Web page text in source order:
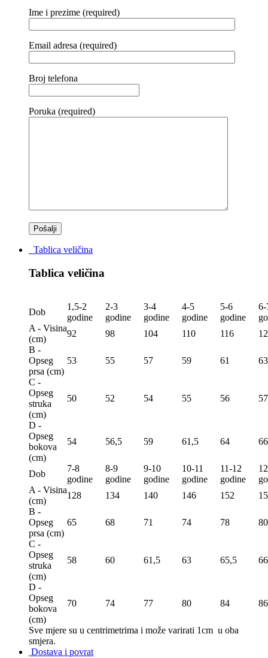
Ime i prezime (required)
Email adresa (required)
Broj telefona
Poruka (required)
Tablica veličina
Tablica veličina
Dob
1,5-2
godine
2-3
godine
3-4
godine
4-5
godine
5-6
godine
6-
A - Visina
(сm)
92 98 104 110 116
B -
Opseg
prsa (сm)
53 55 57 59 61 63
C -
Opseg
struka
(сm)
50 52 54 55 56 57
D -
Opseg
bokova
(сm)
54 56,5 59 61,5 64 66
Dob
7-8
godine
8-9
godine
9-10
godine
10-11
godine
11-12
godine
A - Visina
(сm)
128 134 140 146 152
B -
Opseg
prsa (сm)
65 68 71 74 78 80
C -
Opseg
struka
(сm)
58 60 61,5 63 65,5
D -
Opseg
bokova
(сm)
70 74 77 80 84 86
Sve mjere su u centrimetrima i može varirati 1cm u oba
smjera.
Dostava i povrat